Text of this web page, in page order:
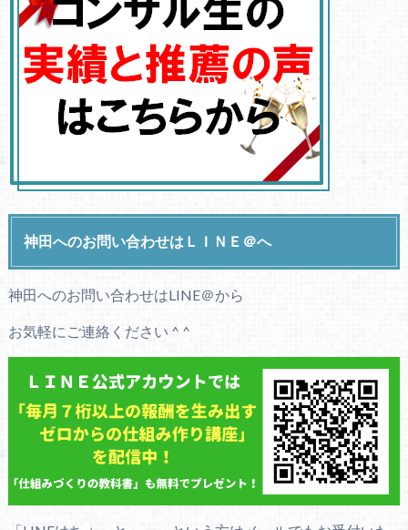
神田へのお問い合わせはＬＩＮＥ＠へ
神田へのお問い合わせはLINE＠から
お気軽にご連絡ください ^ ^